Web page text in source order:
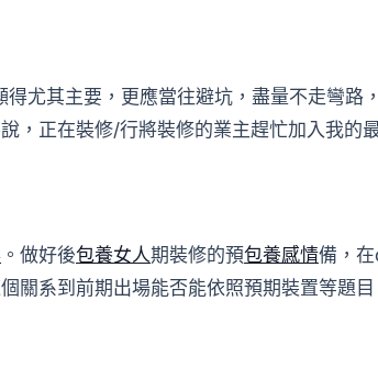
尤其主要，更應當往避坑，盡量不走彎路
，正在裝修/行將裝修的業主趕忙加入我的
。做好後包養女人期裝修的預包養感情備，
關系到前期出場能否能依照預期裝置等題目